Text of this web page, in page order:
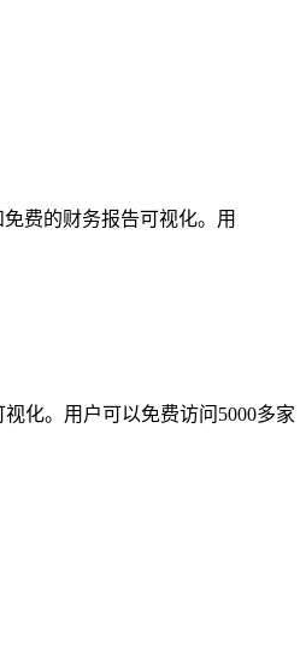
费的财务报告可视化。用
化。用户可以免费访问5000多家